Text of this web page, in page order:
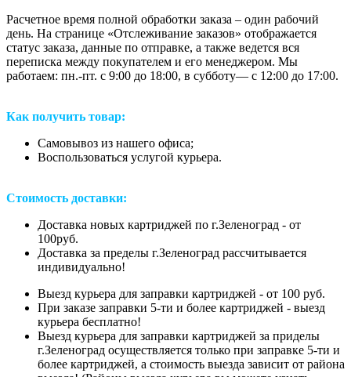
Расчетное время полной обработки заказа – один рабочий
день. На странице «Отслеживание заказов» отображается
статус заказа, данные по отправке, а также ведется вся
переписка между покупателем и его менеджером. Мы
работаем: пн.-пт. с 9:00 до 18:00, в субботу— с 12:00 до 17:00.
Как получить товар:
Самовывоз из нашего офиса;
Воспользоваться услугой курьера.
Стоимость доставки:
Доставка новых картриджей по г.Зеленоград - от
100руб.
Доставка за пределы г.Зеленоград рассчитывается
индивидуально!
Выезд курьера для заправки картриджей - от 100 руб.
При заказе заправки 5-ти и более картриджей - выезд
курьера бесплатно!
Выезд курьера для заправки картриджей за приделы
г.Зеленоград осуществляется только при заправке 5-ти и
более картриджей, а стоимость выезда зависит от района